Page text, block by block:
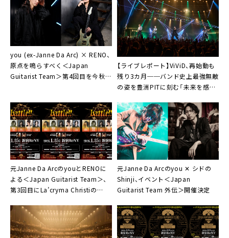
HAKUEI / Kiyoshi (machine)
みく / 輝喜 (アンティック-珈琲店-)
啓 (甘い暴力)
STEVIE (44MAGNUM)
you (ex-Janne Da Arc) × RENO、
原点を鳴らすべく＜Japan
Guitarist Team＞第4回目を今秋開
【ライブレポート】ViViD、再始動も
残り3カ月──バンド史上最強無敵
の姿を豊洲PITに刻む「未来を感じ
元Janne Da ArcのyouとRENOに
よる＜Japan Guitarist Team＞、
第3回目にLa’cryma Christiの
元Janne Da Arcのyou ✕ シドの
Shinji、イベント＜Japan
Guitarist Team 外伝＞開催決定